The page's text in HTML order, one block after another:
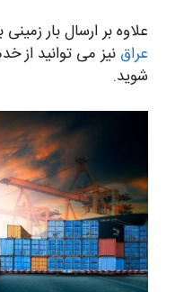
علاوه بر ارسال بار زمینی
عراق نیز می توانید از
شوید.